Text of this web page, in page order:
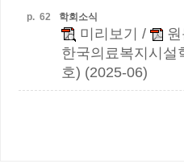
p. 62 학회소식
미리보기 / 원
한국의료복지시설
호) (2025-06)